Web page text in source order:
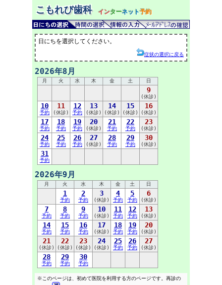
こもれび歯科 インターネット予約
日にちを選択してください。
症状の選択に戻る
2026年8月
月 火 水 木 金 土 日
9
(休診)
10
予約
11
(休診)
12
予約
13
(休診)
14
(休診)
15
(休診)
16
(休診)
17
予約
18
予約
19
予約
20
(休診)
21
予約
22
予約
23
(休診)
24
予約
25
予約
26
予約
27
(休診)
28
予約
29
予約
30
(休診)
31
予約
2026年9月
月 火 水 木 金 土 日
1
予約
2
予約
3
(休診)
4
予約
5
予約
6
(休診)
7
予約
8
予約
9
予約
10
(休診)
11
予約
12
予約
13
(休診)
14
予約
15
予約
16
予約
17
(休診)
18
予約
19
予約
20
(休診)
21
(休診)
22
(休診)
23
(休診)
24
(休診)
25
予約
26
予約
27
(休診)
28
予約
29
予約
30
予約
※このページは、初めて医院を利用する方のページです。再診の